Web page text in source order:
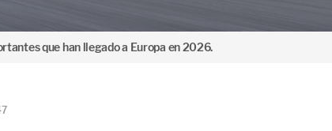
que han llegado a Europa en 2026.